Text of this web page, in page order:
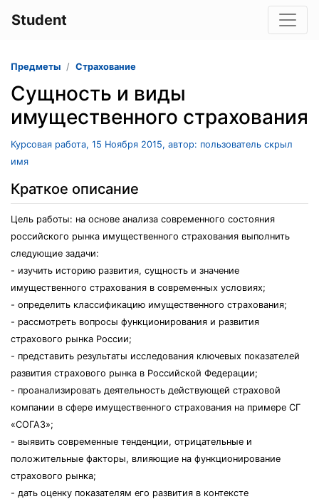
Student
Предметы Страхование
Сущность и виды
имущественного страхования
Курсовая работа, 15 Ноября 2015, автор: пользователь скрыл
имя
Краткое описание
Цель работы: на основе анализа современного состояния
российского рынка имущественного страхования выполнить
следующие задачи:
- изучить историю развития, сущность и значение
имущественного страхования в современных условиях;
- определить классификацию имущественного страхования;
- рассмотреть вопросы функционирования и развития
страхового рынка России;
- представить результаты исследования ключевых показателей
развития страхового рынка в Российской Федерации;
- проанализировать деятельность действующей страховой
компании в сфере имущественного страхования на примере СГ
«СОГАЗ»;
- выявить современные тенденции, отрицательные и
положительные факторы, влияющие на функционирование
страхового рынка;
- дать оценку показателям его развития в контексте